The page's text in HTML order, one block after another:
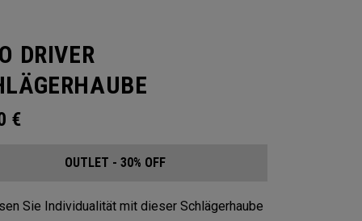
DRIVER
€
OUTLET - 30% OFF
Sie Individualität mit dieser Schlägerhaube